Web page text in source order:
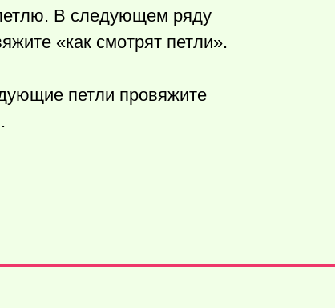
В следующем ряду
«как смотрят петли».
петли провяжите